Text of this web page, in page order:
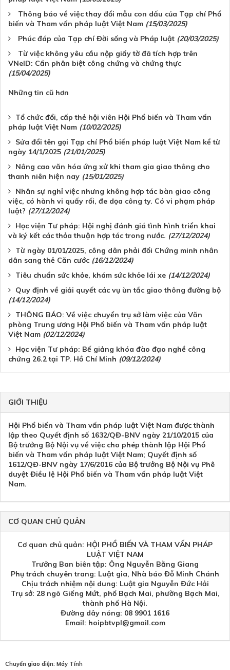
Thông báo về việc thay đổi mẫu con dấu của Tạp chí Phổ
biến và Tham vấn pháp luật Việt Nam (15/03/2025)
Phúc đáp của Tạp chí Đời sống và Pháp luật (20/03/2025)
Từ việc không yêu cầu nộp giấy tờ đã tích hợp trên
VNeID: Cần phân biệt công chứng và chứng thực
(15/04/2025)
Những tin cũ hơn
Tổ chức đổi, cấp thẻ hội viên Hội Phổ biến và Tham vấn
pháp luật Việt Nam (10/02/2025)
Sửa đổi tên gọi Tạp chí Phổ biến pháp luật Việt Nam kể từ
ngày 14/1/2025 (21/01/2025)
Nâng cao văn hóa ứng xử khi tham gia giao thông cho
thanh niên hiện nay (15/01/2025)
Nhân sự nghỉ việc nhưng không hợp tác bàn giao công
việc, có hành vi quấy rối, đe dọa công ty. Có vi phạm pháp
luật? (27/12/2024)
Học viện Tư pháp: Hội nghị đánh giá tình hình triển khai
và ký kết các thỏa thuận hợp tác trong nước. (27/12/2024)
Từ ngày 01/01/2025, công dân phải đổi Chứng minh nhân
dân sang thẻ Căn cước (16/12/2024)
Tiêu chuẩn sức khỏe, khám sức khỏe lái xe (14/12/2024)
Quy định về giải quyết các vụ ùn tắc giao thông đường bộ
(14/12/2024)
THÔNG BÁO: Về việc chuyển trụ sở làm việc của Văn
phòng Trung ương Hội Phổ biến và Tham vấn pháp luật
Việt Nam (02/12/2024)
Học viện Tư pháp: Bế giảng khóa đào đạo nghề công
chứng 26.2 tại TP. Hồ Chí Minh (09/12/2024)
GIỚI THIỆU
Hội Phổ biến và Tham vấn pháp luật Việt Nam được thành
lập theo Quyết định số 1632/QĐ-BNV ngày 21/10/2015 của
Bộ trưởng Bộ Nội vụ về việc cho phép thành lập Hội Phổ
biến và Tham vấn pháp luật Việt Nam; Quyết định số
1612/QĐ-BNV ngày 17/6/2016 của Bộ trưởng Bộ Nội vụ Phê
duyệt Điều lệ Hội Phổ biến và Tham vấn pháp luật Việt
Nam.
CƠ QUAN CHỦ QUẢN
Cơ quan chủ quản: HỘI PHỔ BIẾN VÀ THAM VẤN PHÁP
LUẬT VIỆT NAM
Trưởng Ban biên tập: Ông Nguyễn Bằng Giang
Phụ trách chuyên trang: Luật gia, Nhà báo Đỗ Minh Chánh
Chịu trách nhiệm nội dung: Luật gia Nguyễn Đức Hải
Trụ sở: 28 ngõ Giếng Mứt, phố Bạch Mai, phường Bạch Mai,
thành phố Hà Nội.
Đường dây nóng: 08 9901 1616
Email: hoipbtvpl@gmail.com
Chuyển giao diện: Máy Tính